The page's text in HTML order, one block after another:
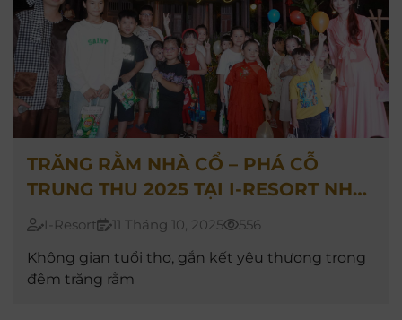
TRĂNG RẰM NHÀ CỔ – PHÁ CỖ
TRUNG THU 2025 TẠI I-RESORT NHA
TRANG
I-Resort 11 Tháng 10, 2025
556
Không gian tuổi thơ, gắn kết yêu thương trong
đêm trăng rằm